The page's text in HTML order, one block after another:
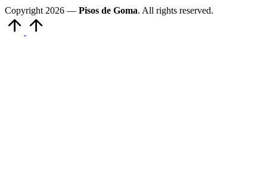
Copyright 2026 — Pisos de Goma. All rights reserved.